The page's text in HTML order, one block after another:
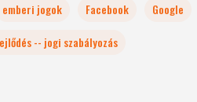
emberi jogok Facebook
Google
-- jogi szabályozás